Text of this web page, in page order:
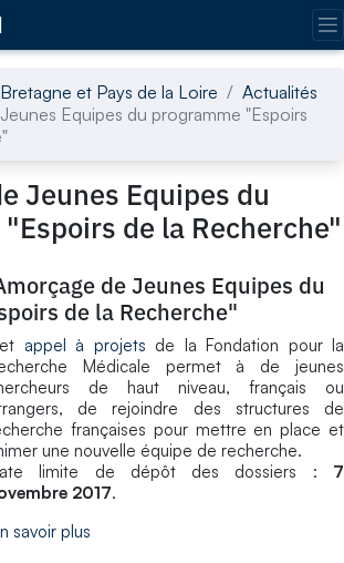
Bretagne et Pays de la Loire
Actualités
Equipes du programme "Espoirs
Jeunes Equipes du
de la Recherche"
de Jeunes Equipes du
de la Recherche"
appel à projets de la Fondation pour la
Médicale permet à de jeunes
de haut niveau, français ou
de rejoindre des structures de
françaises pour mettre en place et
une nouvelle équipe de recherche.
limite de dépôt des dossiers : 7
2017.
savoir plus